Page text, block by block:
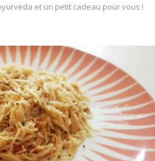
et un petit cadeau pour vous !
LA SUITE